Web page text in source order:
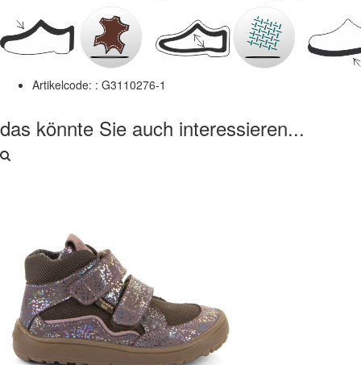
Artikelcode: : G3110276-1
das könnte Sie auch interessieren...